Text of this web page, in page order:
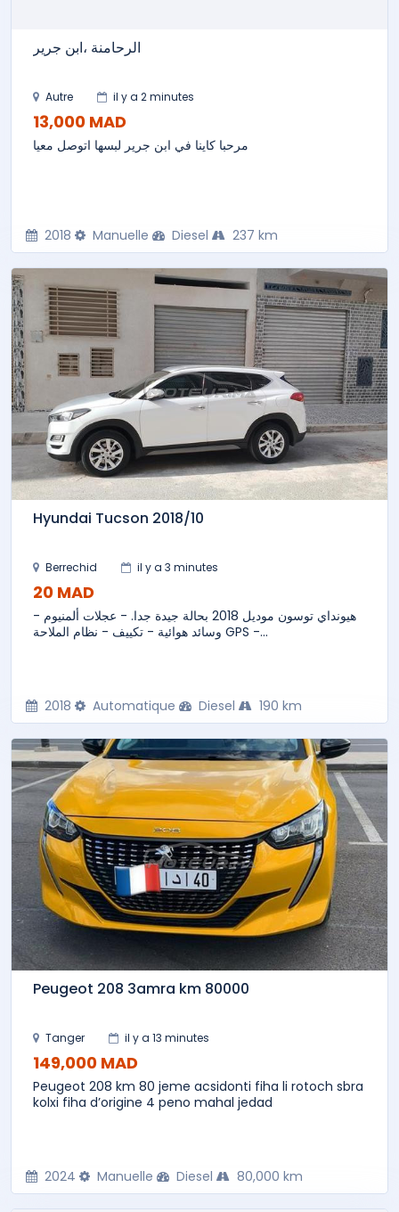
الرحامنة ،ابن جرير
Autre il y a 2 minutes
13,000 MAD
مرحبا كاينا في ابن جرير لبسها اتوصل معيا
2018 Manuelle Diesel 237 km
Hyundai Tucson 2018/10
Berrechid il y a 3 minutes
20 MAD
هيونداي توسون موديل 2018 بحالة جيدة جدا. - عجلات ألمنيوم -
وسائد هوائية - تكييف - نظام الملاحة GPS -...
2018 Automatique Diesel 190 km
Peugeot 208 3amra km 80000
Tanger il y a 13 minutes
149,000 MAD
Peugeot 208 km 80 jeme acsidonti fiha li rotoch sbra
kolxi fiha d’origine 4 peno mahal jedad
2024 Manuelle Diesel 80,000 km